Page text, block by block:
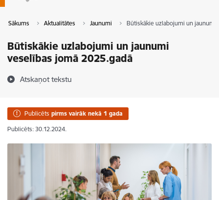
Sākums Aktualitātes Jaunumi Būtiskākie uzlabojumi un jaunumi
Būtiskākie uzlabojumi un jaunumi
veselības jomā 2025.gadā
Atskaņot tekstu
Publicēts pirms vairāk nekā 1 gada
Publicēts: 30.12.2024.